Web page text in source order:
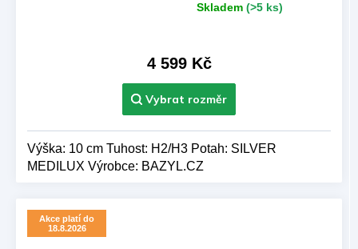
Skladem (>5 ks)
4 599 Kč
Výška: 10 cm Tuhost: H2/H3 Potah: SILVER
MEDILUX Výrobce: BAZYL.CZ
Akce platí do
18.8.2026